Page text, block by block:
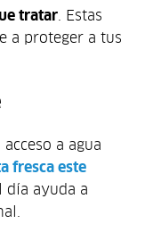
tratar. Estas
a proteger a tus
a agua
fresca este
día ayuda a